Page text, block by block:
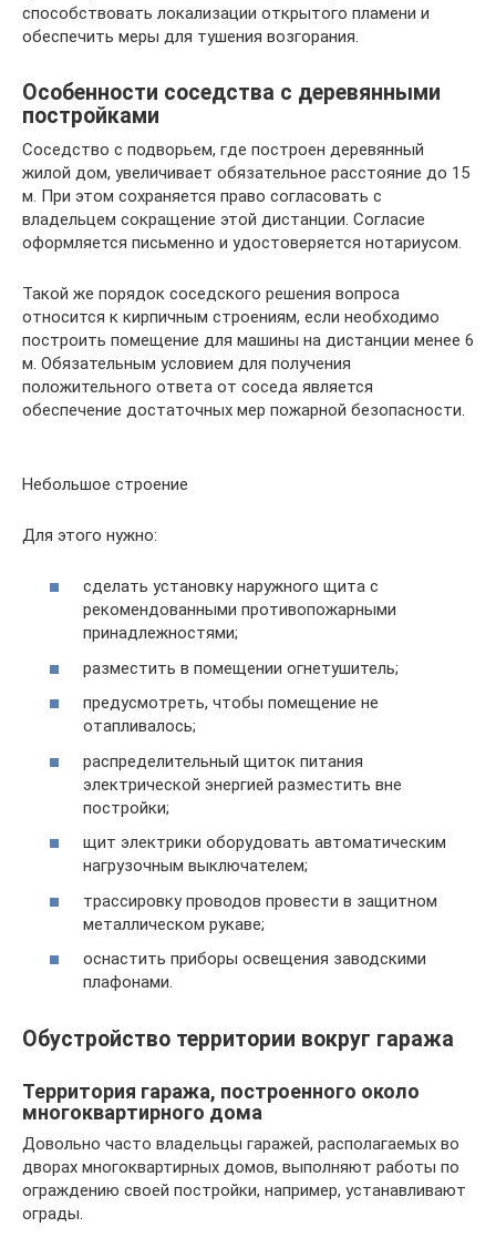
способствовать локализации открытого пламени и
обеспечить меры для тушения возгорания.
Особенности соседства с деревянными
постройками
Соседство с подворьем, где построен деревянный
жилой дом, увеличивает обязательное расстояние до 15
м. При этом сохраняется право согласовать с
владельцем сокращение этой дистанции. Согласие
оформляется письменно и удостоверяется нотариусом.
Такой же порядок соседского решения вопроса
относится к кирпичным строениям, если необходимо
построить помещение для машины на дистанции менее 6
м. Обязательным условием для получения
положительного ответа от соседа является
обеспечение достаточных мер пожарной безопасности.
Небольшое строение
Для этого нужно:
сделать установку наружного щита с
рекомендованными противопожарными
принадлежностями;
разместить в помещении огнетушитель;
предусмотреть, чтобы помещение не
отапливалось;
распределительный щиток питания
электрической энергией разместить вне
постройки;
щит электрики оборудовать автоматическим
нагрузочным выключателем;
трассировку проводов провести в защитном
металлическом рукаве;
оснастить приборы освещения заводскими
плафонами.
Обустройство территории вокруг гаража
Территория гаража, построенного около
многоквартирного дома
Довольно часто владельцы гаражей, располагаемых во
дворах многоквартирных домов, выполняют работы по
ограждению своей постройки, например, устанавливают
ограды.